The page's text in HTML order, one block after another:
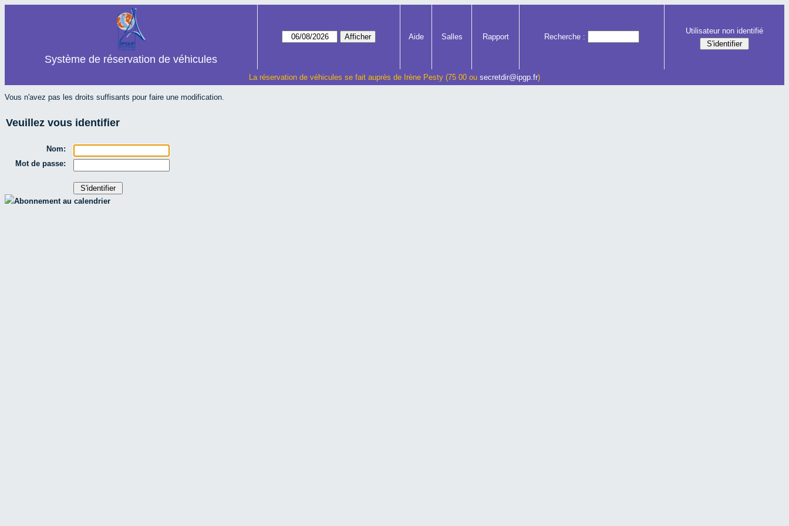
Système de réservation de véhicules
Aide Salles Rapport Recherche :
Utilisateur non identifié
La réservation de véhicules se fait auprès de Irène Pesty (75 00 ou secretdir@ipgp.fr)
Vous n'avez pas les droits suffisants pour faire une modification.
Veuillez vous identifier
Nom:
Mot de passe:
Abonnement au calendrier